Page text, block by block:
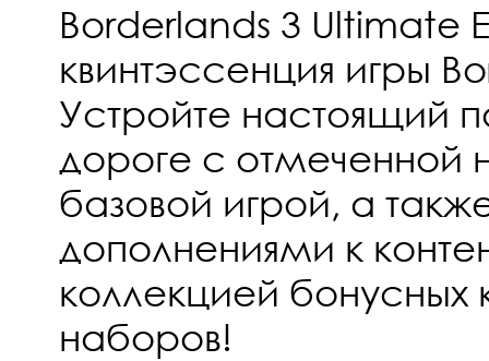
Borderlands 3 Ultimate
квинтэссенция игры
Устройте настоящий
дороге с отмеченной
базовой игрой, а
дополнениями к
коллекцией бонусных
наборов!